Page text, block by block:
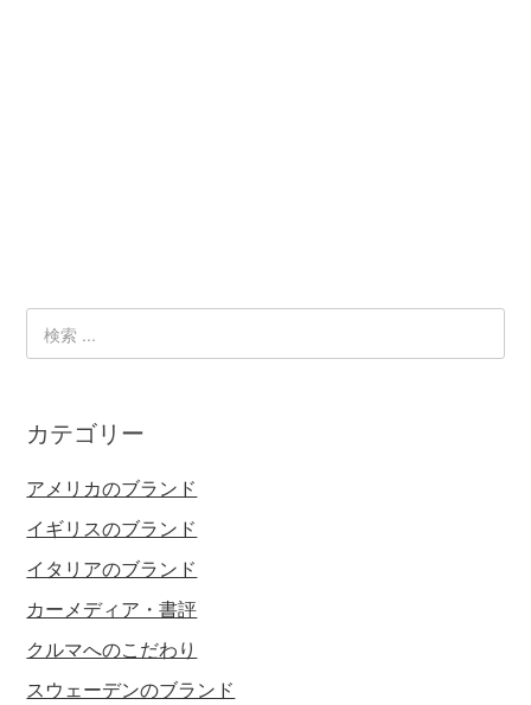
カテゴリー
アメリカのブランド
イギリスのブランド
イタリアのブランド
カーメディア・書評
クルマへのこだわり
スウェーデンのブランド